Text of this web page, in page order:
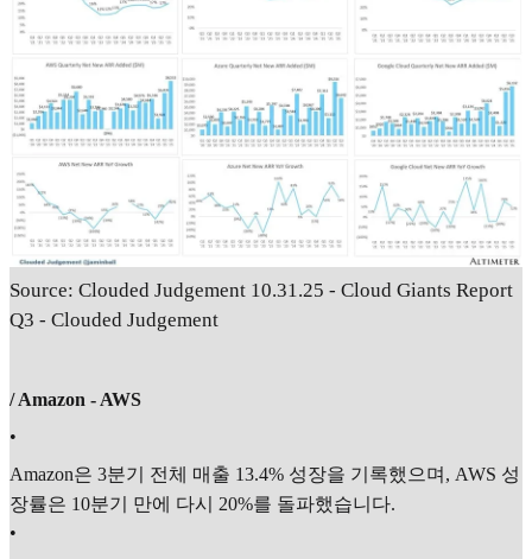
Source: Clouded Judgement 10.31.25 - Cloud Giants Report
Q3 - Clouded Judgement
/ Amazon - AWS
•
Amazon은 3분기 전체 매출 13.4% 성장을 기록했으며, AWS 성
장률은 10분기 만에 다시 20%를 돌파했습니다.
•